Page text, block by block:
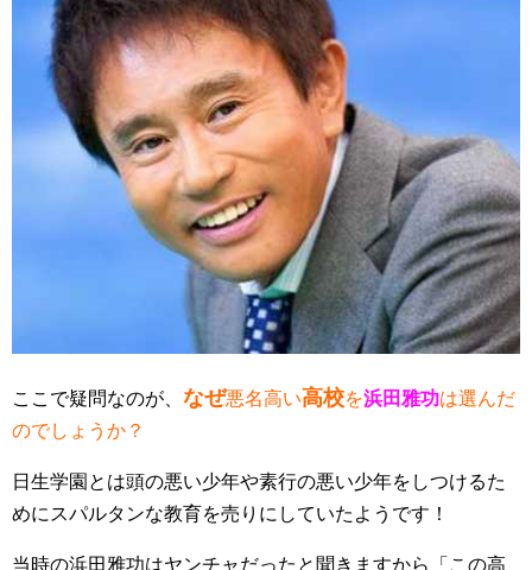
ここで疑問なのが、 なぜ悪名高い高校を浜田雅功は選んだ
のでしょうか？
日生学園とは頭の悪い少年や素行の悪い少年をしつけるた
めにスパルタンな教育を売りにしていたようです！
当時の浜田雅功はヤンチャだったと聞きますから「この高